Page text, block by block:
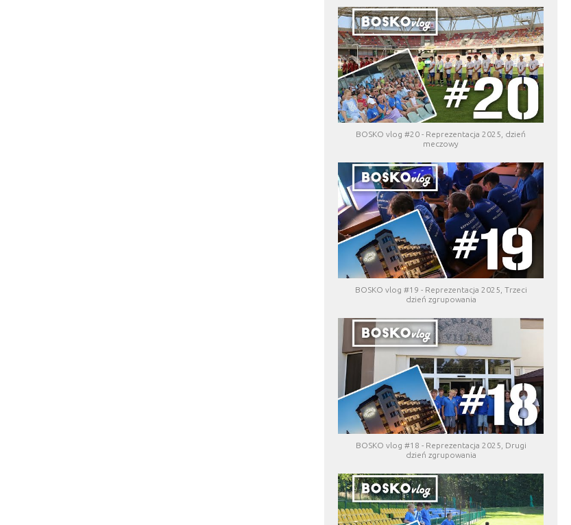
BOSKO vlog #20 - Reprezentacja 2025, dzień
meczowy
BOSKO vlog #19 - Reprezentacja 2025, Trzeci
dzień zgrupowania
BOSKO vlog #18 - Reprezentacja 2025, Drugi
dzień zgrupowania